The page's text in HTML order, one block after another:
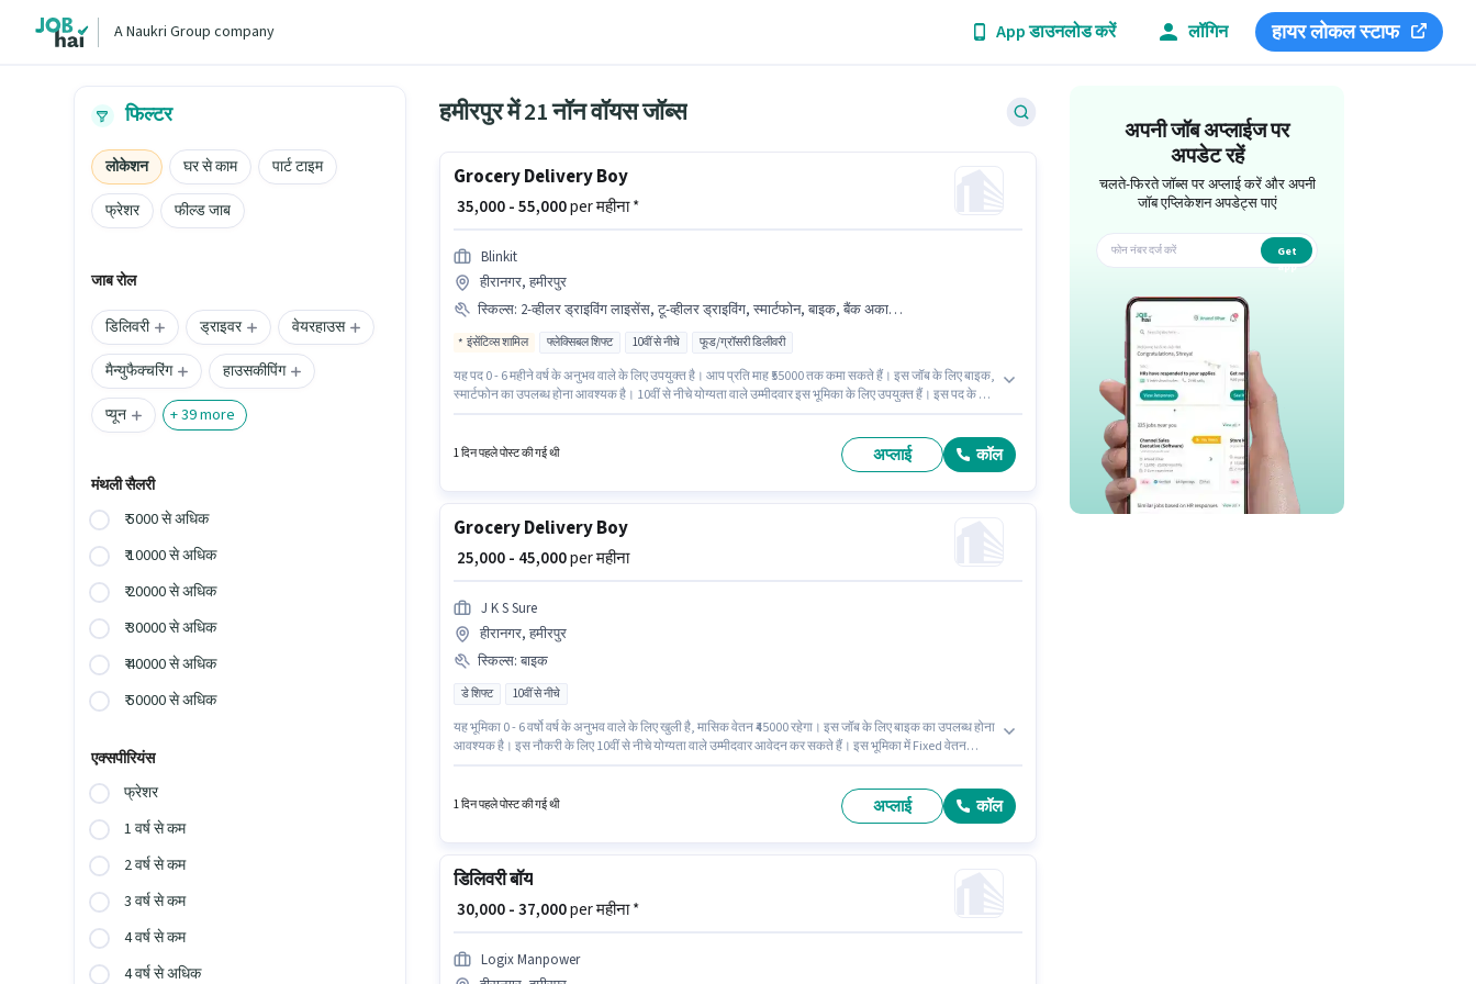
A Naukri Group company App डाउनलोड करें लॉगिन हायर लोकल स्टाफ
फिल्टर
लोकेशन घर से काम
पार्ट टाइम
फ्रेशर
फील्ड जाब
जाब रोल
डिलिवरी ड्राइवर
वेयरहाउस
मैन्युफैक्चरिंग
हाउसकीपिंग
प्यून
+39more
मंथली सैलरी
₹ 5000 से अधिक
₹ 10000 से अधिक
₹ 20000 से अधिक
₹ 30000 से अधिक
₹ 40000 से अधिक
₹ 50000 से अधिक
एक्सपीरियंस
फ्रेशर
1 वर्ष से कम
2 वर्ष से कम
3 वर्ष से कम
4 वर्ष से कम
4 वर्ष से अधिक
हमीरपुर में 21 नॉन वॉयस जॉब्स
Grocery Delivery Boy
₹ 35,000 - 55,000per महीना *
Blinkit
हीरानगर, हमीरपुर
स्किल्स: 2-व्हीलर ड्राइविंग लाइसेंस, टू-व्हीलर ड्राइविंग, स्मार्टफोन, बाइक, बैंक अकाउंट, आधार कार्ड, PAN कार्ड
इंसेंटिव्स शामिल फ्लेक्सिबल शिफ्ट 10वीं से नीचे फूड/ग्रॉसरी डिलीवरी
यह पद 0 - 6 महीने वर्ष के अनुभव वाले के लिए उपयुक्त है। आप प्रति माह ₹55000 तक कमा सकते हैं। इस जॉब के लिए बाइक,
स्मार्टफोन का उपलब्ध होना आवश्यक है। 10वीं से नीचे योग्यता वाले उम्मीदवार इस भूमिका के लिए उपयुक्त हैं। इस पद के लिए
1 दिन पहले पोस्ट की गई थी अप्लाई कॉल
Grocery Delivery Boy
₹ 25,000 - 45,000per महीना
J K S Sure
हीरानगर, हमीरपुर
स्किल्स: बाइक
डे शिफ्ट 10वीं से नीचे
यह भूमिका 0 - 6 वर्षो वर्ष के अनुभव वाले के लिए खुली है, मासिक वेतन ₹45000 रहेगा। इस जॉब के लिए बाइक का उपलब्ध होना
आवश्यक है। इस नौकरी के लिए 10वीं से नीचे योग्यता वाले उम्मीदवार आवेदन कर सकते हैं। इस भूमिका में Fixed वेतन
1 दिन पहले पोस्ट की गई थी अप्लाई कॉल
डिलिवरी बॉय
₹ 30,000 - 37,000per महीना *
Logix Manpower
अपनी जॉब अप्लाईज पर
अपडेट रहें
चलते-फिरते जॉब्स पर अप्लाई करें और अपनी
जॉब एप्लिकेशन अपडेट्स पाएं
Get
app